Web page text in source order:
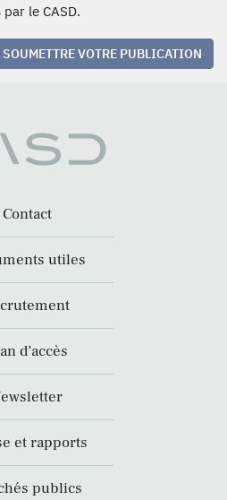
le CASD.
SOUMETTRE VOTRE PUBLICATION
Contact
utiles
d’accès
et rapports
publics